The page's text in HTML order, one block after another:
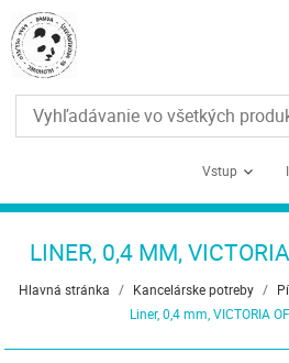
Vstup
LINER, 0,4 MM,
Hlavná stránka / Kancelárske potreby /
Liner, 0,4 mm, VICTORIA